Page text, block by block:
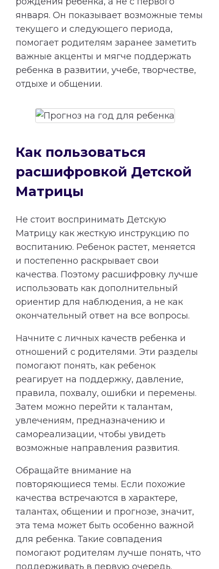
января. Он показывает возможные темы
текущего и следующего периода,
помогает родителям заранее заметить
важные акценты и мягче поддержать
ребенка в развитии, учебе, творчестве,
отдыхе и общении.
Как пользоваться
расшифровкой Детской
Матрицы
Не стоит воспринимать Детскую
Матрицу как жесткую инструкцию по
воспитанию. Ребенок растет, меняется
и постепенно раскрывает свои
качества. Поэтому расшифровку лучше
использовать как дополнительный
ориентир для наблюдения, а не как
окончательный ответ на все вопросы.
Начните с личных качеств ребенка и
отношений с родителями. Эти разделы
помогают понять, как ребенок
реагирует на поддержку, давление,
правила, похвалу, ошибки и перемены.
Затем можно перейти к талантам,
увлечениям, предназначению и
самореализации, чтобы увидеть
возможные направления развития.
Обращайте внимание на
повторяющиеся темы. Если похожие
качества встречаются в характере,
талантах, общении и прогнозе, значит,
эта тема может быть особенно важной
для ребенка. Такие совпадения
помогают родителям лучше понять, что
поддерживать в первую очередь.